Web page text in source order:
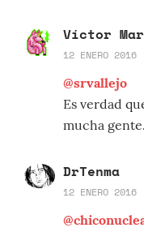
Víctor
12 ENERO 2016
@srvallejo
Es verdad
mucha gente.
DrTenma
12 ENERO 2016